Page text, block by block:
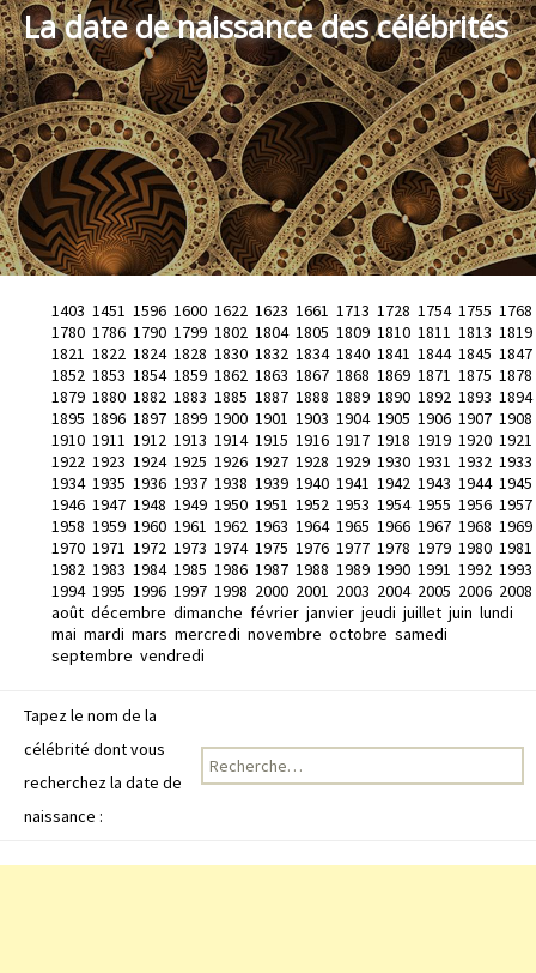
La date de naissance des célébrités
1403 1451 1596 1600 1622 1623 1661 1713 1728 1754 1755 1768
1780 1786 1790 1799 1802 1804 1805 1809 1810 1811 1813 1819
1821 1822 1824 1828 1830 1832 1834 1840 1841 1844 1845 1847
1852 1853 1854 1859 1862 1863 1867 1868 1869 1871 1875 1878
1879 1880 1882 1883 1885 1887 1888 1889 1890 1892 1893 1894
1895 1896 1897 1899 1900 1901 1903 1904 1905 1906 1907 1908
1910 1911 1912 1913 1914 1915 1916 1917 1918 1919 1920 1921
1922 1923 1924 1925 1926 1927 1928 1929 1930 1931 1932 1933
1934 1935 1936 1937 1938 1939 1940 1941 1942 1943 1944 1945
1946 1947 1948 1949 1950 1951 1952 1953 1954 1955 1956 1957
1958 1959 1960 1961 1962 1963 1964 1965 1966 1967 1968 1969
1970 1971 1972 1973 1974 1975 1976 1977 1978 1979 1980 1981
1982 1983 1984 1985 1986 1987 1988 1989 1990 1991 1992 1993
1994 1995 1996 1997 1998 2000 2001 2003 2004 2005 2006 2008
août décembre dimanche février janvier jeudi juillet juin lundi
mai mardi mars mercredi novembre octobre samedi
septembre vendredi
Tapez le nom de la
célébrité dont vous
recherchez la date de
naissance :
Recherche pour :